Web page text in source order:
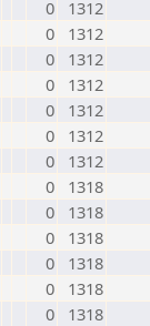
0
1312
0
1312
0
1312
0
1312
0
1312
0
1312
0
1312
0
1318
0
1318
0
1318
0
1318
0
1318
0
1318